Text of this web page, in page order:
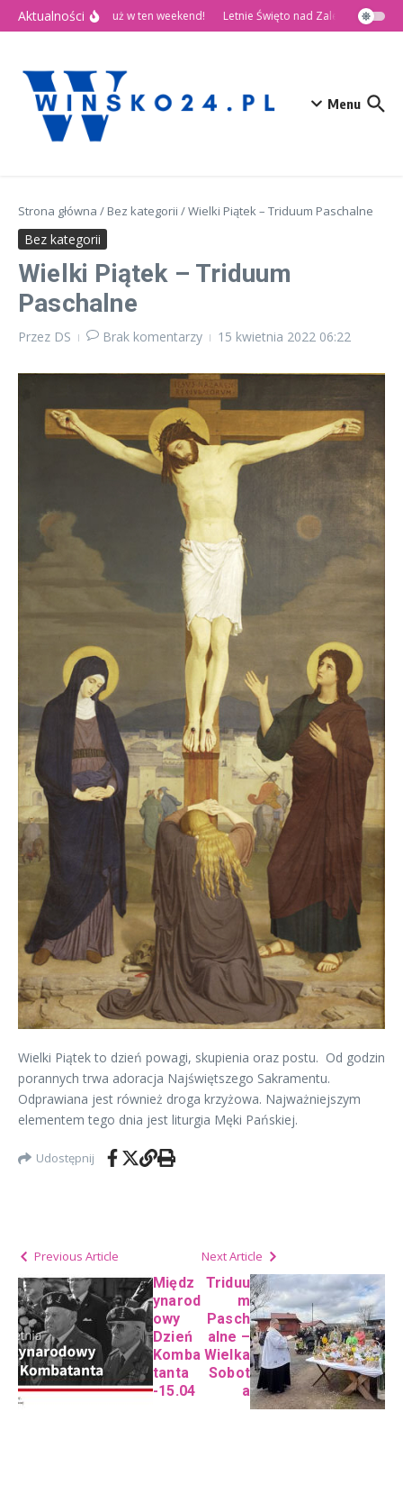
Przejdź do treści
Aktualności
🎉 Dni Wińska 2026 już w ten weekend! Letnie Święto nad Zalewem Słup
Menu
Strona główna / Bez kategorii /Wielki Piątek – Triduum Paschalne
Bez kategorii
Wielki Piątek – Triduum
Paschalne
Przez DS Brak komentarzy 15 kwietnia 2022 06:22
Wielki Piątek to dzień powagi, skupienia oraz postu. Od godzin
porannych trwa adoracja Najświętszego Sakramentu.
Odprawiana jest również droga krzyżowa. Najważniejszym
elementem tego dnia jest liturgia Męki Pańskiej.
Udostępnij
Previous Article
Międz
ynarod
owy
Dzień
Komba
tanta
-15.04
Next Article
Triduu
m
Pasch
alne –
Wielka
Sobot
a